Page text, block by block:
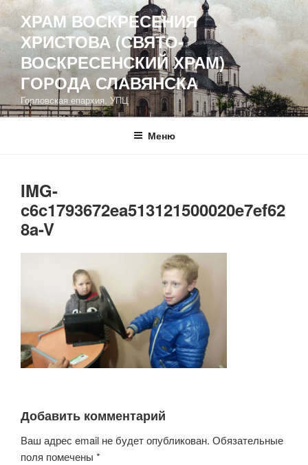
Перейти
к
содержимому
ХРАМ ВОСКРЕСЕНИЯ
ХРИСТОВА (СВЯТО-
ВОСКРЕСЕНСКИЙ ХРАМ)
ГОРОДА СЛАВЯНСКА
Горловская епархия, УПЦ
Меню
IMG-
c6c1793672ea513121500020e7ef62
8a-V
Добавить комментарий
Ваш адрес email не будет опубликован. Обязательные
поля помечены *